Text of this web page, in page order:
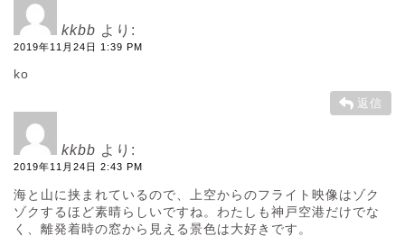
kkbb より:
2019年11月24日 1:39 PM
ko
返信
kkbb より:
2019年11月24日 2:43 PM
海と山に挟まれているので、上空からのフライト映像はゾク
ゾクするほど素晴らしいですね。わたしも神戸空港だけでな
く、離発着時の窓から見える景色は大好きです。